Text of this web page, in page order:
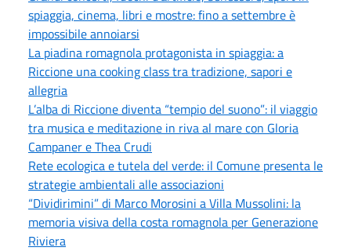
spiaggia, cinema, libri e mostre: fino a settembre è
impossibile annoiarsi
La piadina romagnola protagonista in spiaggia: a
Riccione una cooking class tra tradizione, sapori e
allegria
L’alba di Riccione diventa “tempio del suono”: il viaggio
tra musica e meditazione in riva al mare con Gloria
Campaner e Thea Crudi
Rete ecologica e tutela del verde: il Comune presenta le
strategie ambientali alle associazioni
“Dividirimini” di Marco Morosini a Villa Mussolini: la
memoria visiva della costa romagnola per Generazione
Riviera